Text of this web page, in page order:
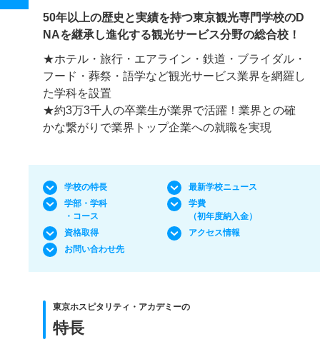
50年以上の歴史と実績を持つ東京観光専門学校のD
NAを継承し進化する観光サービス分野の総合校！
★ホテル・旅行・エアライン・鉄道・ブライダル・
フード・葬祭・語学など観光サービス業界を網羅し
た学科を設置
★約3万3千人の卒業生が業界で活躍！業界との確
かな繋がりで業界トップ企業への就職を実現
学校の特長
最新学校ニュース
学部・学科
・コース
学費
（初年度納入金）
資格取得
アクセス情報
お問い合わせ先
東京ホスピタリティ・アカデミーの
特長